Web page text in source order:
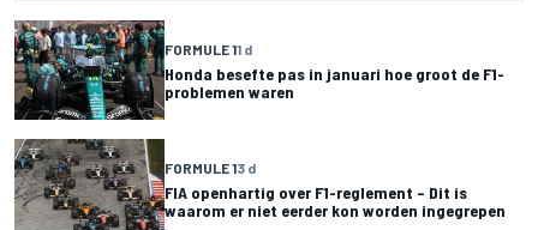
FORMULE 11 d
Honda besefte pas in januari hoe groot de F1-
problemen waren
FORMULE 13 d
FIA openhartig over F1-reglement – Dit is
waarom er niet eerder kon worden ingegrepen